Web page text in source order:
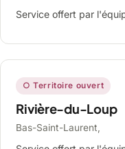
Service offert par
○ Territoire ouvert
Rivière-du-Loup
Bas-Saint-Laurent,